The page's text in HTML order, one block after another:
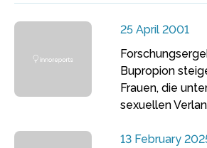
25 April 2001
Bupropion
Frauen, die
sexuellen
13 February